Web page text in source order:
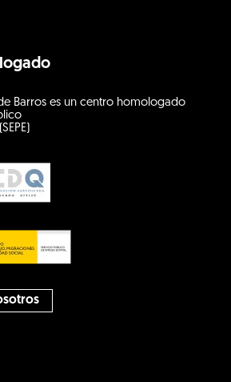
Barros es un centro homologado